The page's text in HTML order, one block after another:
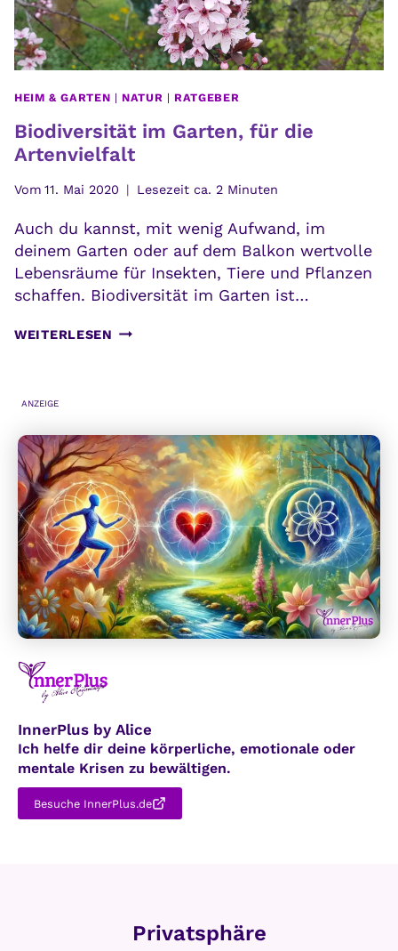
HEIM & GARTEN | NATUR | RATGEBER
Biodiversität im Garten, für die
Artenvielfalt
Vom 11. Mai 2020 Lesezeit ca. 2 Minuten
Auch du kannst, mit wenig Aufwand, im
deinem Garten oder auf dem Balkon wertvolle
Lebensräume für Insekten, Tiere und Pflanzen
schaffen. Biodiversität im Garten ist…
WEITERLESEN BIODIVERSITÄT
ARTENVIELFALT
ANZEIGE
InnerPlus by Alice
Ich helfe dir deine körperliche, emotionale oder
mentale Krisen zu bewältigen.
Besuche InnerPlus.de
Privatsphäre